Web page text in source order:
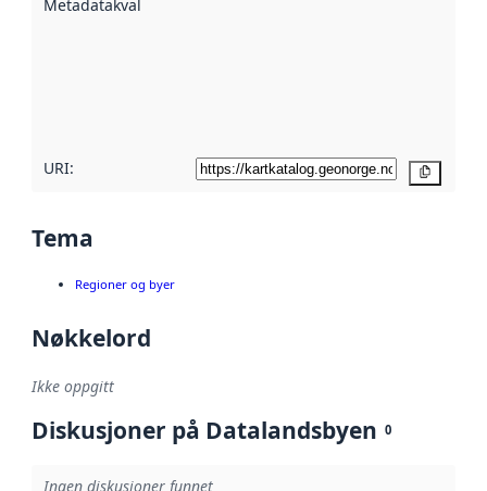
Metadatakvalitet
URI:
Tema
Regioner og byer
Nøkkelord
Ikke oppgitt
Diskusjoner på Datalandsbyen 0
Ingen diskusjoner funnet